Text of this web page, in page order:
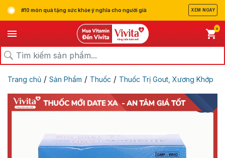
#10 món quà tặng sức khỏe ý nghĩa cho người già XEM NGAY
0
Trang chủ / Sản Phẩm / Thuốc / Thuốc Trị Gout, Xương Khớp